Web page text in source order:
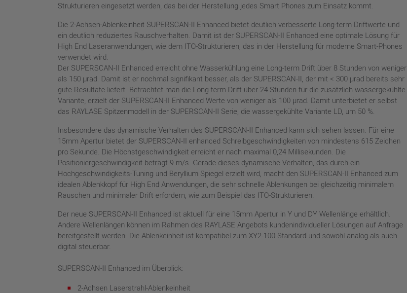
Strukturieren eingesetzt werden, das bei der Herstellung jedes Smart Phones zum Einsatz kommt.
Die 2-Achsen-Ablenkeinheit SUPERSCAN-II Enhanced bietet deutlich verbesserte Long-term Driftwerte und
ein deutlich reduziertes Rauschverhalten. Damit ist der SUPERSCAN-II Enhanced eine optimale Lösung für
High End Laseranwendungen, wie dem ITO-Strukturieren, das in der Herstellung für moderne Smart-Phones
verwendet wird.
Der SUPERSCAN-II Enhanced erreicht ohne Wasserkühlung eine Long-term Drift über 8 Stunden von weniger
als 150 µrad. Damit ist er nochmal signifikant besser, als der SUPERSCAN-II, der mit < 300 µrad bereits sehr
gute Resultate liefert. Betrachtet man die Long-term Drift über 24 Stunden für die zusätzlich wassergekühlte
Variante, erzielt der SUPERSCAN-II Enhanced Werte von weniger als 100 µrad. Damit unterbietet er selbst
das RAYLASE Spitzenmodell in der SUPERSCAN-II Serie, die wassergekühlte Variante LD, um 50 %.
Insbesondere das dynamische Verhalten des SUPERSCAN-II Enhanced kann sich sehen lassen. Für eine
15mm Apertur bietet der SUPERSCAN-II enhanced Schreibgeschwindigkeiten von mindestens 615 Zeichen
pro Sekunde. Die Höchstgeschwindigkeit erreicht er nach maximal 0,24 Millisekunden. Die
Positioniergeschwindigkeit beträgt 9 m/s. Gerade dieses dynamische Verhalten, das durch ein
Hochgeschwindigkeits-Tuning und Beryllium Spiegel erzielt wird, macht den SUPERSCAN-II Enhanced zum
idealen Ablenkkopf für High End Anwendungen, die sehr schnelle Ablenkungen bei gleichzeitig minimalem
Rauschen und minimaler Drift erfordern, wie zum Beispiel das ITO-Strukturieren.
Der neue SUPERSCAN-II Enhanced ist aktuell für eine 15mm Apertur in Y und DY Wellenlänge erhältlich.
Andere Wellenlängen können im Rahmen des RAYLASE Angebots kundenindividueller Lösungen auf Anfrage
bereitgestellt werden. Die Ablenkeinheit ist kompatibel zum XY2-100 Standard und sowohl analog als auch
digital steuerbar.
SUPERSCAN-II Enhanced im Überblick:
2-Achsen Laserstrahl-Ablenkeinheit